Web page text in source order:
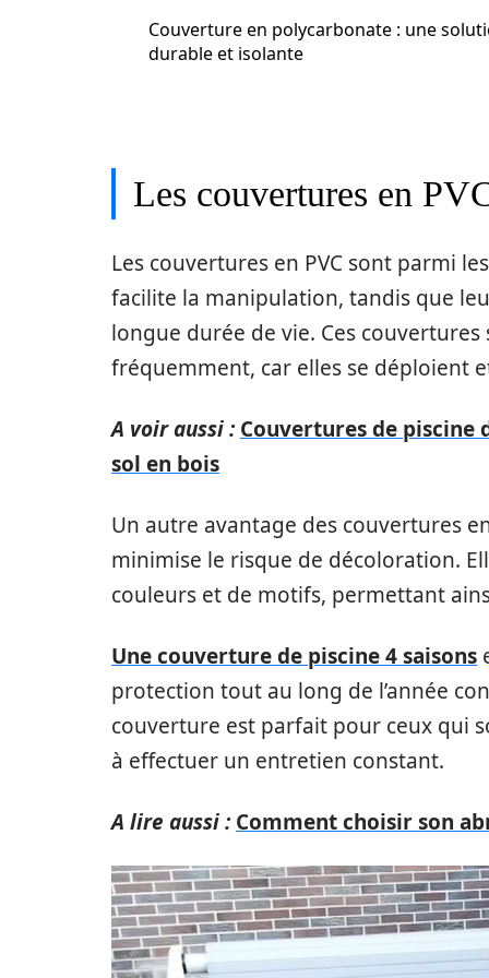
Couverture en polycarbonate : une
durable et isolante
Les couvertures en
Les couvertures en PVC sont parmi
facilite la manipulation, tandis que
longue durée de vie. Ces
fréquemment, car elles se déploient
A voir aussi : Couvertures de piscine
sol en bois
Un autre avantage des couvertures
minimise le risque de décoloration.
couleurs et de motifs, permettant
Une couverture de piscine 4 saisons
protection tout au long de l’année
couverture est parfait pour ceux qui
à effectuer un entretien constant.
A lire aussi : Comment choisir son